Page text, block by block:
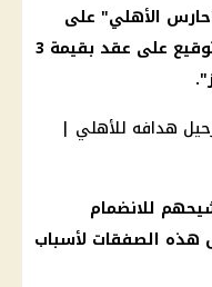
الأهلي" على
في التوقيع على عقد بقيمة 3
للانضمام
هذه الصفقات لأسباب